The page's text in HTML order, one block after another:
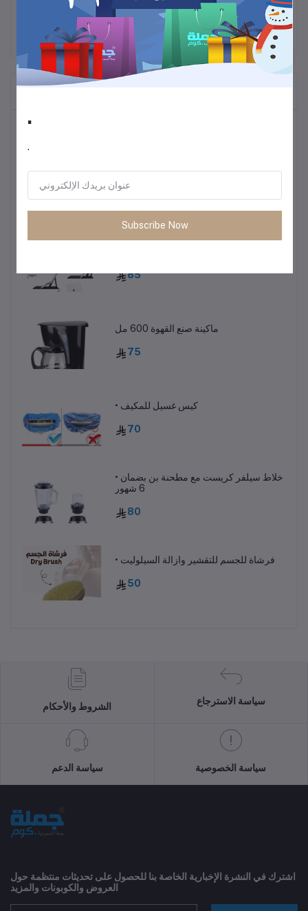
ترموس قهوة وشاي
60
85
ماكينة صنع القهوة 600 مل
75
• كيس غسيل للمكيف
70
• خلاط سيلفر كريست مع مطحنة بن بضمان
6 شهور
80
• فرشاة للجسم للتقشير وازالة السيلوليت
50
الشروط والأحكام
سياسة الاسترجاع
سياسة الدعم سياسة الخصوصية
اشترك في النشرة الإخبارية الخاصة بنا للحصول على تحديثات منتظمة حول
العروض والكوبونات والمزيد
.
.
Subscribe Now